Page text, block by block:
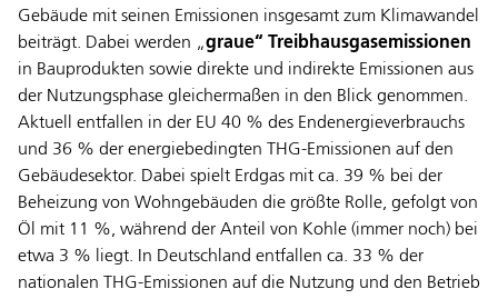
Gebäude mit seinen Emissionen insgesamt zum Klimawandel
beiträgt. Dabei werden „graue“ Treibhausgasemissionen
in Bauprodukten sowie direkte und indirekte Emissionen aus
der Nutzungsphase gleichermaßen in den Blick genommen.
Aktuell entfallen in der EU 40 % des Endenergieverbrauchs
und 36 % der energiebedingten THG-Emissionen auf den
Gebäudesektor. Dabei spielt Erdgas mit ca. 39 % bei der
Beheizung von Wohngebäuden die größte Rolle, gefolgt von
Öl mit 11 %, während der Anteil von Kohle (immer noch) bei
etwa 3 % liegt. In Deutschland entfallen ca. 33 % der
nationalen THG-Emissionen auf die Nutzung und den Betrieb